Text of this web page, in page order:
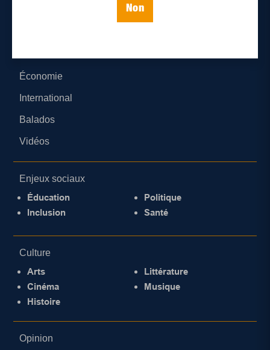
Non
Économie
International
Balados
Vidéos
Enjeux sociaux
Éducation
Inclusion
Politique
Santé
Culture
Arts
Cinéma
Histoire
Littérature
Musique
Opinion